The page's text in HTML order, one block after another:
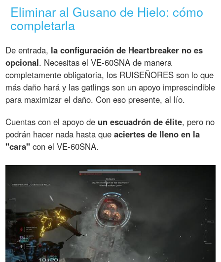
Eliminar al Gusano de Hielo: cómo
completarla
De entrada, la configuración de Heartbreaker no es
opcional. Necesitas el VE-60SNA de manera
completamente obligatoria, los RUISEÑORES son lo que
más daño hará y las gatlings son un apoyo imprescindible
para maximizar el daño. Con eso presente, al lío.
Cuentas con el apoyo de un escuadrón de élite, pero no
podrán hacer nada hasta queaciertes de lleno en la
"cara" con el VE-60SNA.